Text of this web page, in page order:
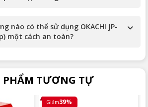
nào có thể sử dụng OKACHI JP-
một cách an toàn?
PHẨM TƯƠNG TỰ
Giảm39%